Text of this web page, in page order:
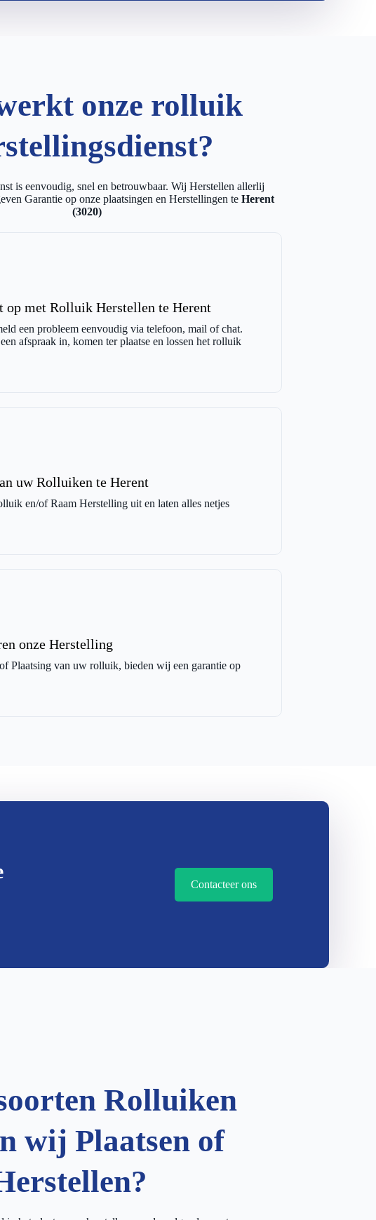
onze rolluik
is eenvoudig, snel en betrouwbaar. Wij Herstellen allerlij
Garantie op onze plaatsingen en Herstellingen te Herent
(3020)
op met Rolluik Herstellen te Herent
een probleem eenvoudig via telefoon, mail of chat.
afspraak in, komen ter plaatse en lossen het rolluik
uw Rolluiken te Herent
en/of Raam Herstelling uit en laten alles netjes
onze Herstelling
Plaatsing van uw rolluik, bieden wij een garantie op
Contacteer ons
Rolluiken
wij Plaatsen of